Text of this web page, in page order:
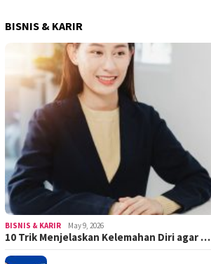
BISNIS & KARIR
BISNIS & KARIR May 9, 2026
10 Trik Menjelaskan Kelemahan Diri agar …